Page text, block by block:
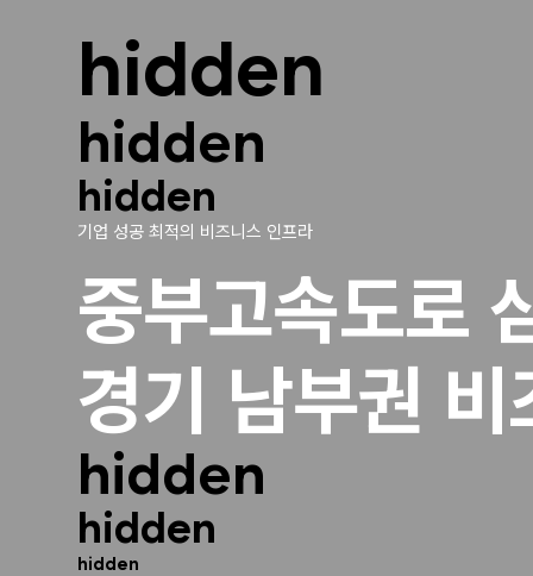
hidden
hidden
hidden
기업 성공 최적의 비즈니스 인프라
중부고속도로
경기 남부권
hidden
hidden
hidden